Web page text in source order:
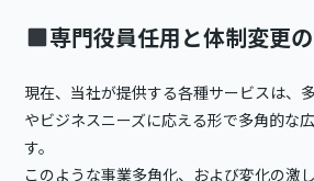
専門役員任用と体制変更
現在、当社が提供する各種サービスは、
やビジネスニーズに応える形で多角的な
す。
このような事業多角化、および変化の激